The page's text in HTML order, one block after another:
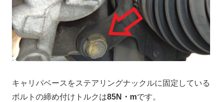
キャリパベースをステアリングナックルに固定している
ボルトの締め付けトルクは85N・mです。